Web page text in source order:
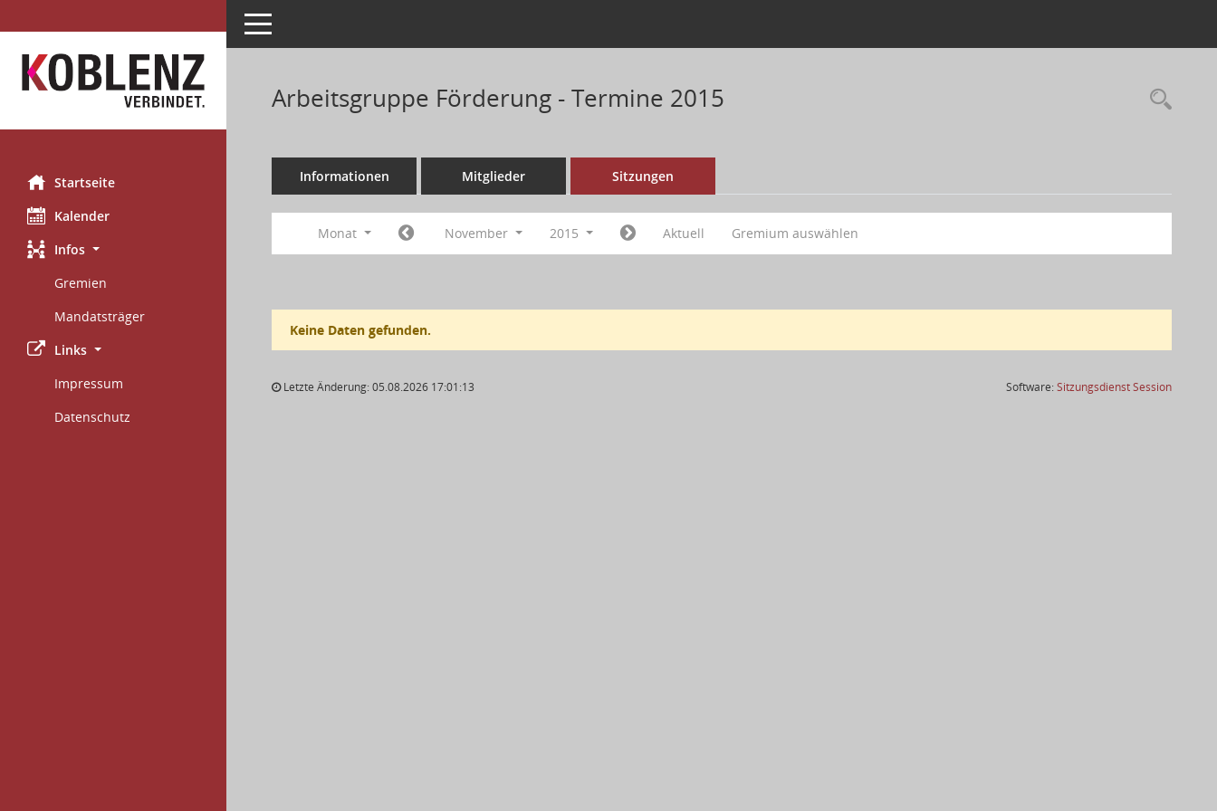
Startseite
Kalender
Infos
Gremien
Mandatsträger
Links
Impressum
Datenschutz
Toggle navigation
Arbeitsgruppe Förderung - Termine 2015
Informationen Mitglieder Sitzungen
Monat November 2015 Aktuell Gremium auswählen
Keine Daten gefunden.
Letzte Änderung: 05.08.2026 17:01:13 Software:SitzungsdienstSession(Wird in